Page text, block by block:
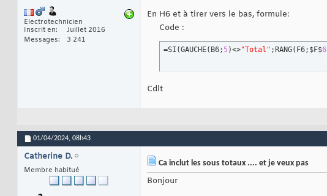
Electrotechnicien
Inscrit en
Juillet 2016
Messages
3 241
En H6 et à tirer vers le bas, formule:
Code :
=SI (GAUCHE( B6; 5)<>"Total" ;RANG( F6;$F$6
Cdlt
01/04/2024, 08h43
Catherine D.
Membre habitué
Ca inclut les sous totaux .... et je veux pas
Bonjour